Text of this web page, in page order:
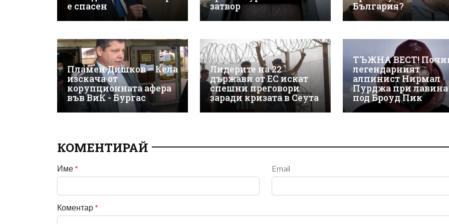
е спасен
затвор
България?
Пламен Дишков – Кела
изскача от
корупционната афера
във ВиК - Бургас
Лидерите на 22
държави от ЕС искат
спешни преговори
заради кризата в Сеута
ТЪЖНА ВЕСТ!
легендарният
алпинист Нирмал
Пурджа при лавина
под Броуд Пик
КОМЕНТИРАЙ
Име * Email
Коментар *